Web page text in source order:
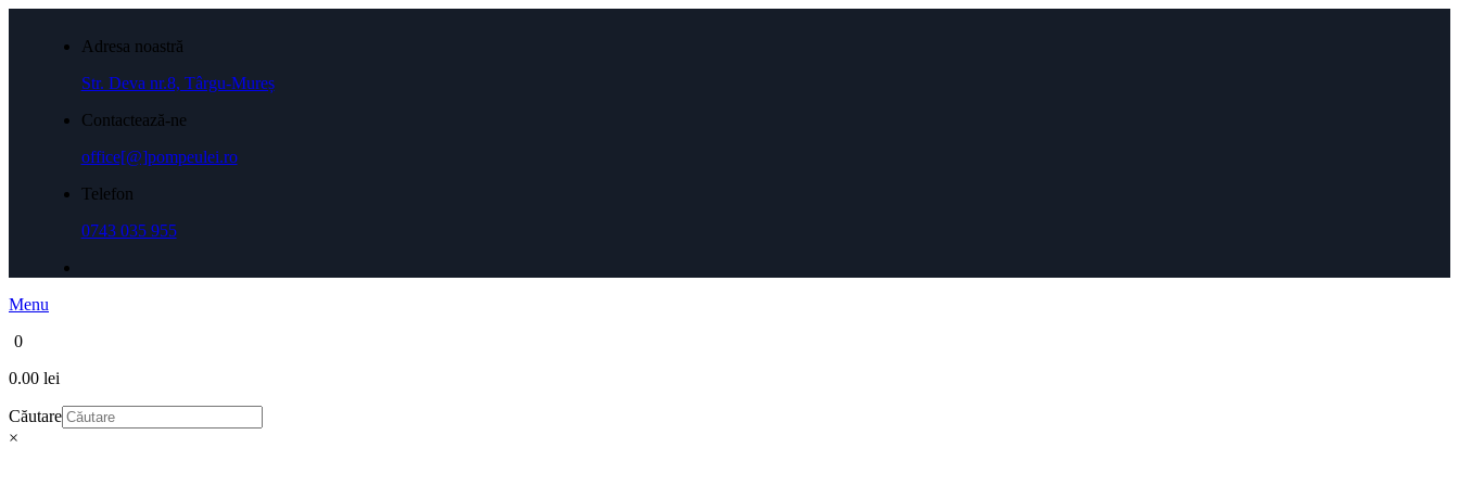
Adresa noastră
Str. Deva nr.8, Târgu-Mureș
Contactează-ne
office[@]pompeulei.ro
Telefon
0743 035 955
Menu
0
0.00 lei
Căutare
×